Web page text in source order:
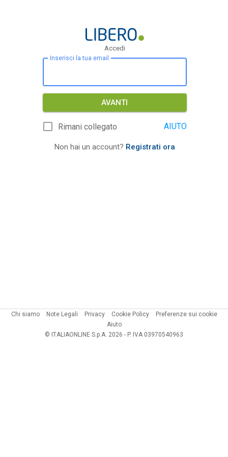
Accedi
Inserisci la tua email
AVANTI
Rimani collegato AIUTO
Non hai un account? Registrati ora
Chi siamo Note Legali Privacy Cookie Policy
Preferenze sui cookie
Aiuto
© ITALIAONLINE S.p.A. 2026 - P. IVA 03970540963